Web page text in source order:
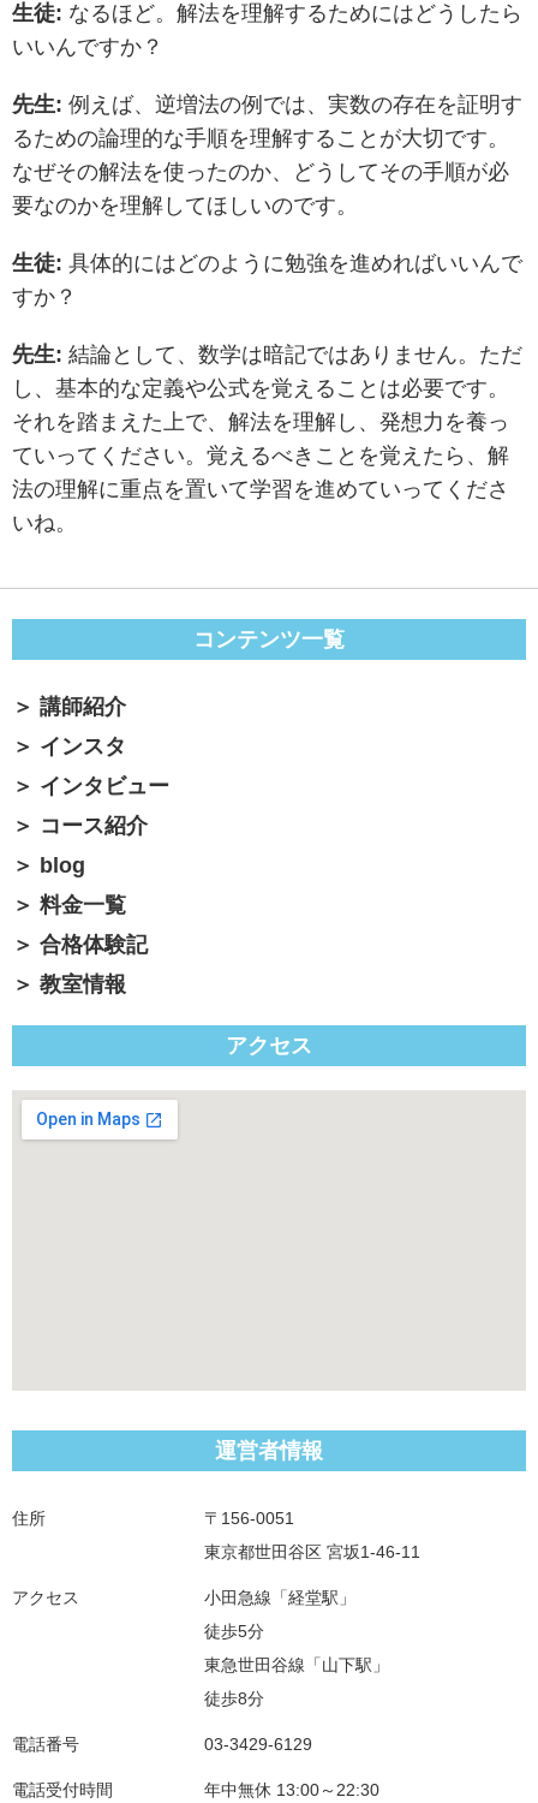
生徒: なるほど。解法を理解するためにはどうしたら
いいんですか？
先生: 例えば、逆増法の例では、実数の存在を証明す
るための論理的な手順を理解することが大切です。
なぜその解法を使ったのか、どうしてその手順が必
要なのかを理解してほしいのです。
生徒: 具体的にはどのように勉強を進めればいいんで
すか？
先生: 結論として、数学は暗記ではありません。ただ
し、基本的な定義や公式を覚えることは必要です。
それを踏まえた上で、解法を理解し、発想力を養っ
ていってください。覚えるべきことを覚えたら、解
法の理解に重点を置いて学習を進めていってくださ
いね。
コンテンツ一覧
講師紹介
インスタ
インタビュー
コース紹介
blog
料金一覧
合格体験記
教室情報
アクセス
運営者情報
住所
〒156-0051
東京都世田谷区 宮坂1-46-11
アクセス
小田急線「経堂駅」
徒歩5分
東急世田谷線「山下駅」
徒歩8分
電話番号 03-3429-6129
電話受付時間 年中無休 13:00～22:30